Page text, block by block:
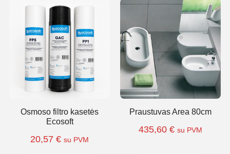
Osmoso filtro kasetės
Ecosoft
20,57 € su PVM
Praustuvas Area 80cm
435,60 € su PVM